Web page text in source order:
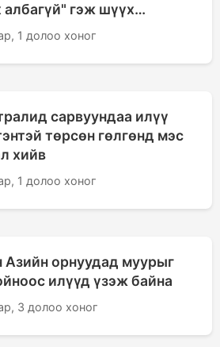
албагүй" гэж шүүх
1 долоо хоног
сарвуундаа илүү
төрсөн гөлгөнд мэс
хийв
1 долоо хоног
Азийн орнуудад муурыг
илүүд үзэж байна
3 долоо хоног